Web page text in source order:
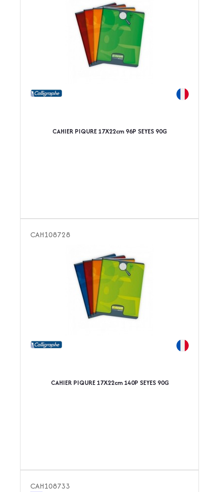
CAHIER PIQURE 17X22cm 96P SEYES 90G
CAH108728
CAHIER PIQURE 17X22cm 140P SEYES 90G
CAH108733